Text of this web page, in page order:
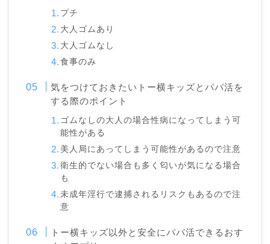
プチ
大人ゴムあり
大人ゴムなし
食事のみ
気をつけておきたいトー横キッズとパパ活を
する際のポイント
ゴムなしの大人の場合性病になってしまう可
能性がある
美人局にあってしまう可能性があるので注意
衛生的でない場合も多く匂いが気になる場合
も
未成年淫行で逮捕されるリスクもあるので注
意
トー横キッズ以外と安全にパパ活できるおす